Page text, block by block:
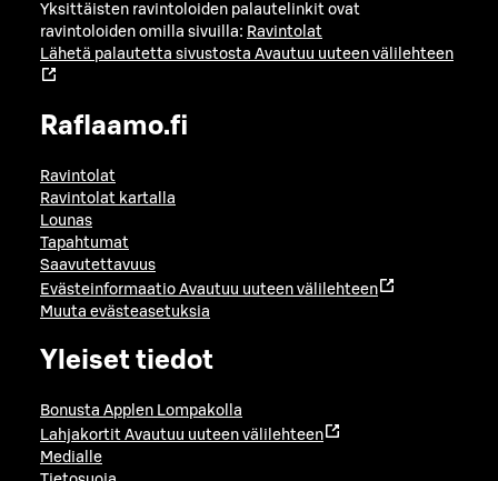
Yksittäisten ravintoloiden palautelinkit ovat
ravintoloiden omilla sivuilla: Ravintolat
Lähetä palautetta sivustosta Avautuu uuteen välilehteen
Raflaamo.fi
Ravintolat
Ravintolat kartalla
Lounas
Tapahtumat
Saavutettavuus
Evästeinformaatio Avautuu uuteen välilehteen
Muuta evästeasetuksia
Yleiset tiedot
Bonusta Applen Lompakolla
Lahjakortit Avautuu uuteen välilehteen
Medialle